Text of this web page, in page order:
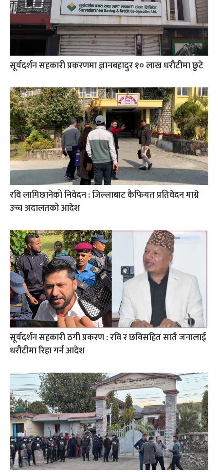
सूर्यदर्शन सहकारी प्रकरणमा ज्ञानबहादुर १० लाख धरौटीमा छुटे
रवि लामिछानेको निवेदन : जिल्लाबाट कैफियत प्रतिवेदन माग्ने
उच्च अदालतको आदेश
सूर्यदर्शन सहकारी ठगी प्रकरण : रवि र छविसहित सातै जनालाई
धरौटीमा रिहा गर्न आदेश